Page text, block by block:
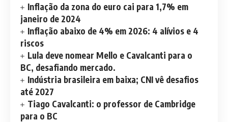
Inflação da zona do euro cai para 1,7% em
janeiro de 2024
Inflação abaixo de 4% em 2026: 4 alívios e 4
riscos
Lula deve nomear Mello e Cavalcanti para o
BC, desafiando mercado.
Indústria brasileira em baixa; CNI vê desafios
até 2027
Tiago Cavalcanti: o professor de Cambridge
para o BC